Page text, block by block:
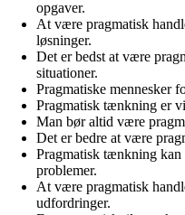
opgaver.
At være pragmatisk
løsninger.
Det er bedst at være
situationer.
Pragmatiske mennesker
Pragmatisk tænkning er
Man bør altid være
Det er bedre at være
Pragmatisk tænkning
problemer.
At være pragmatisk
udfordringer.